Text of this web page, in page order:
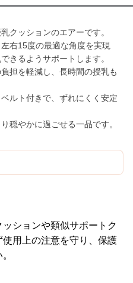
クッションのエアーです。
右15度の最適な角度を実現
きるようサポートします。
担を軽減し、長時間の授乳も
ルト付きで、ずれにくく安定
穏やかに過ごせる一品です。
ションや類似サポートク
用上の注意を守り、保護